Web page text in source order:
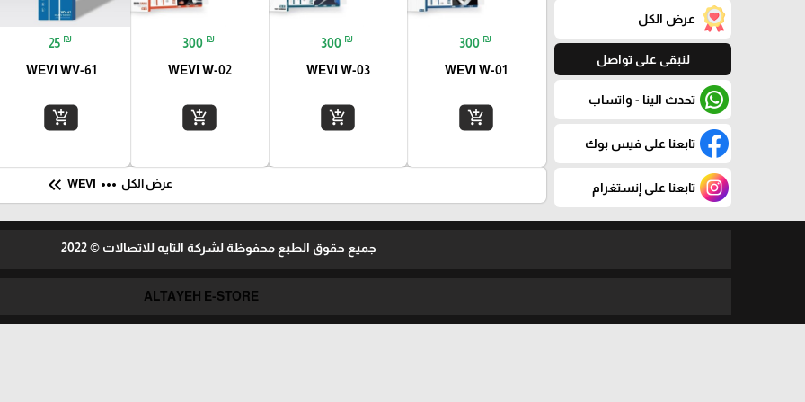
عرض الكل
لنبقى على تواصل
تحدث الينا - واتساب
تابعنا على فيس بوك
تابعنا على إنستغرام
300 ₪
WEVI W-01
add_shopping_cart
300 ₪
WEVI W-03
add_shopping_cart
300 ₪
WEVI W-02
add_shopping_cart
25 ₪
WEVI WV-61
add_shopping_cart
عرض الكل more_horiz
keyboard_double_arrow_left
جميع حقوق الطبع محفوظة لشركة التايه للاتصالات © 2022
ALTAYEH E-STORE